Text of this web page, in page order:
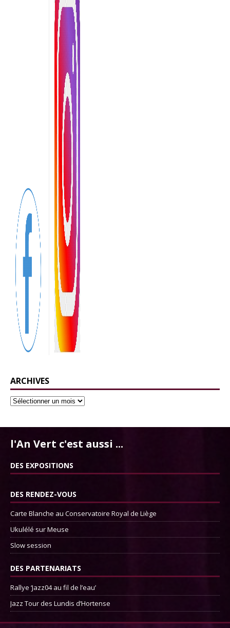
ARCHIVES
l'An Vert c'est aussi ...
DES EXPOSITIONS
DES RENDEZ-VOUS
Carte Blanche au Conservatoire Royal de Liège
Ukulélé sur Meuse
Slow session
DES PARTENARIATS
Rallye ‘Jazz04 au fil de l’eau’
Jazz Tour des Lundis d’Hortense